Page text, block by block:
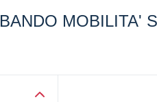
BANDO MOBILITA'